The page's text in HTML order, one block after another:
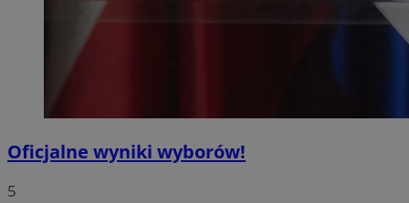
Oficjalne wyniki wyborów!
5